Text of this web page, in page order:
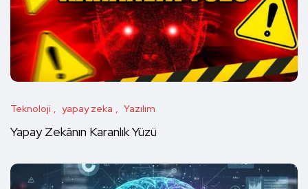
Teknoloji yapay zeka Yazılım
Yapay Zekânın Karanlık Yüzü